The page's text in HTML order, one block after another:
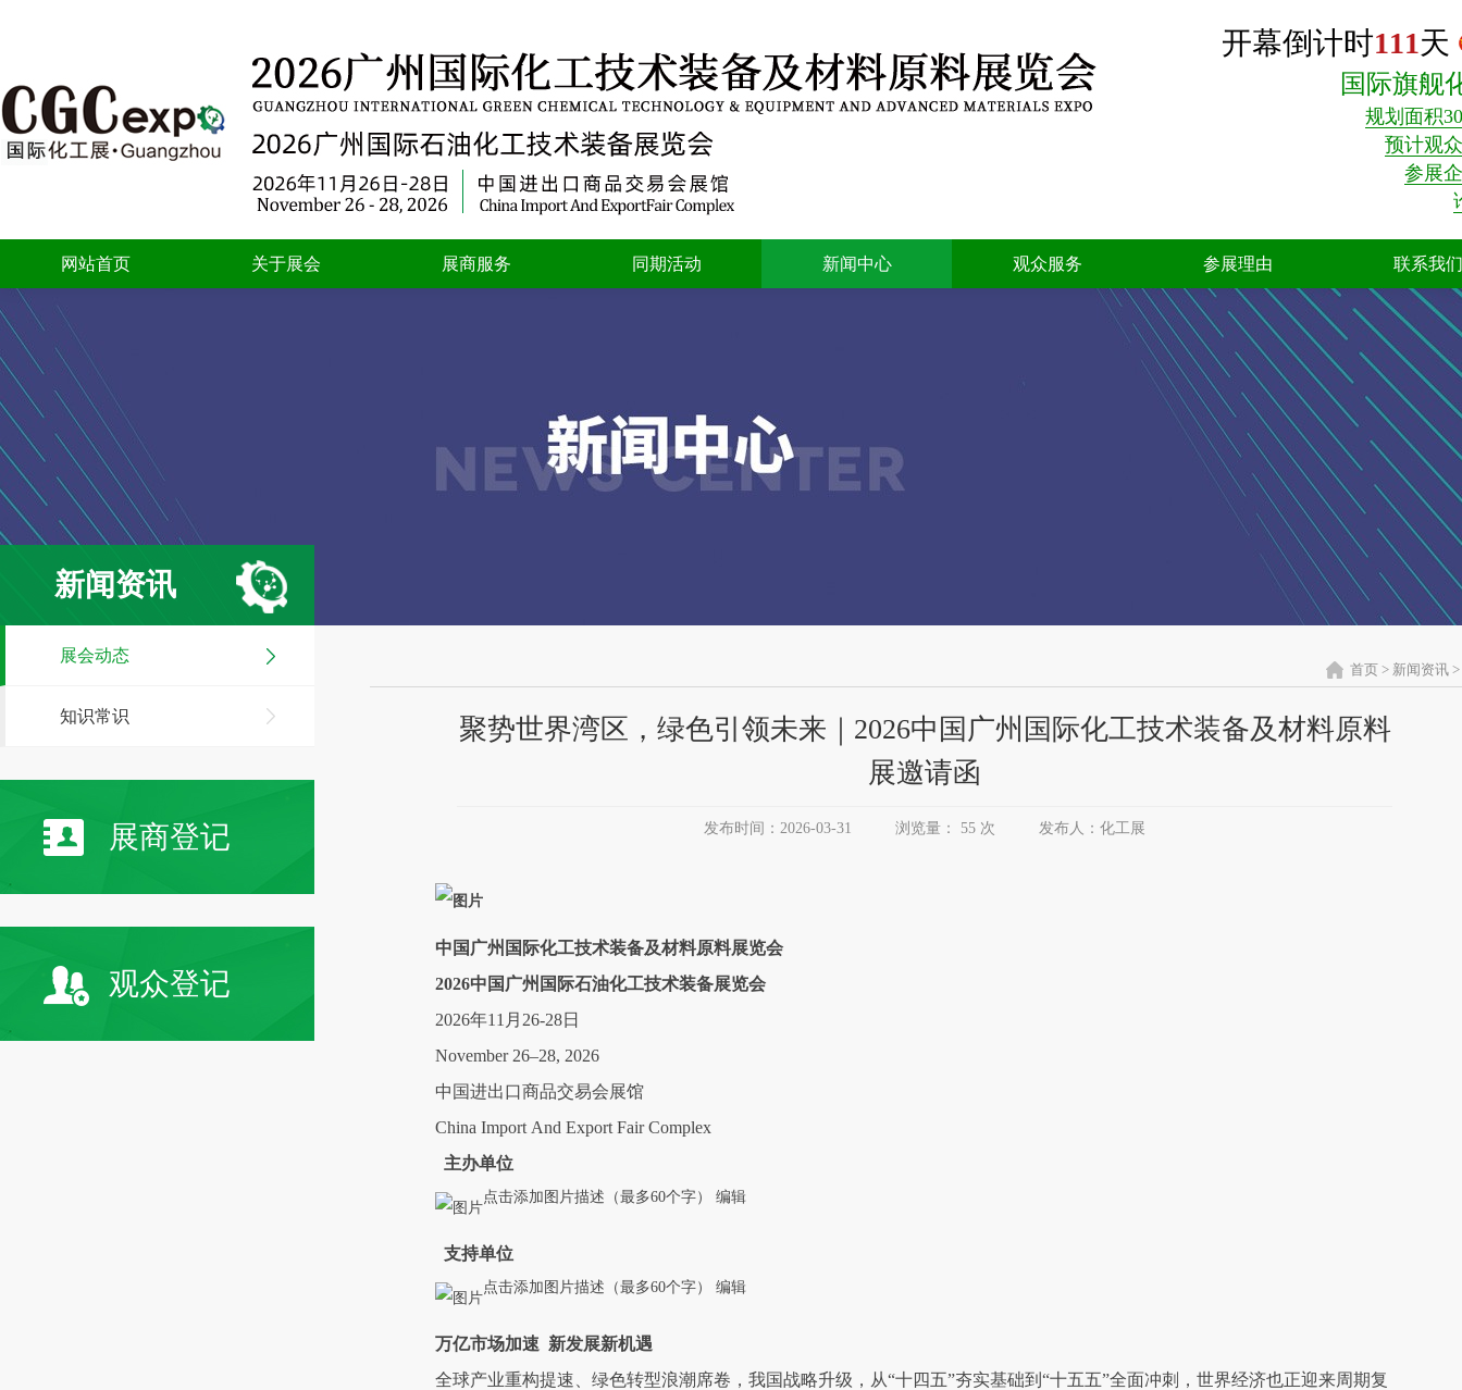
开幕倒计时111天
国际旗舰
规划面积
预计观
参展
网站首页 关于展会 展商服务 同期活动 新闻中心 观众服务 参展理由 联系我们
新闻资讯
展会动态
知识常识
展商登记
观众登记
首页 > 新闻资讯 >
聚势世界湾区，绿色引领未来｜2026中国广州国际化工技术装备及材料原料
展邀请函
发布时间：2026-03-31 浏览量： 55 次 发布人：化工展
中国广州国际化工技术装备及材料原料展览会
2026中国广州国际石油化工技术装备展览会
2026年11月26-28日
November 26–28, 2026
中国进出口商品交易会展馆
China Import And Export Fair Complex
主办单位
点击添加图片描述（最多60个字） 编辑
支持单位
点击添加图片描述（最多60个字） 编辑
万亿市场加速 新发展新机遇
全球产业重构提速、绿色转型浪潮席卷，我国战略升级，从“十四五”夯实基础到“十五五”全面冲刺，世界经济也正迎来周期复